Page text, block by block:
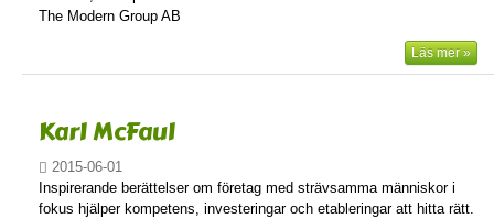
The Modern Group AB
Läs mer »
Karl McFaul
2015-06-01
Inspirerande berättelser om företag med strävsamma människor i
fokus hjälper kompetens, investeringar och etableringar att hitta rätt.